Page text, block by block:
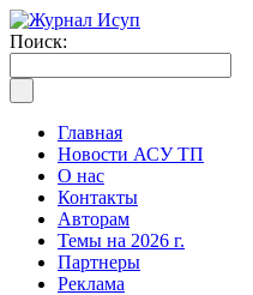
Поиск:
Главная
Новости АСУ ТП
О нас
Контакты
Авторам
Темы на 2026 г.
Партнеры
Реклама